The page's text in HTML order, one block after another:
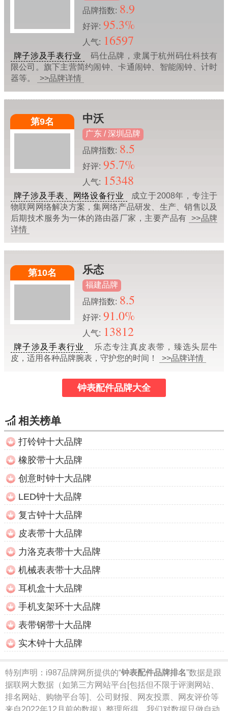
品牌指数: 8.9
好评: 95.3%
人气: 16597
牌子涉及手表行业
码仕品牌，隶属于杭州码仕科技有
限公司。旗下主营简约闹钟、卡通闹钟、智能闹钟、计时
器等。
>>品牌详情
第9名 中沃
广东 / 深圳品牌
品牌指数: 8.5
好评: 95.7%
人气: 15348
牌子涉及手表、网络设备行业
成立于2008年，专注于
物联网网络解决方案，集网络产品研发、生产、销售以及
后期技术服务为一体的路由器厂家，主要产品有
>>品牌
详情
第10名 乐态
福建品牌
品牌指数: 8.5
好评: 91.0%
人气: 13812
牌子涉及手表行业
乐态专注真皮表带，臻选头层牛
皮，适用各种品牌腕表，守护您的时间！
>>品牌详情
钟表配件品牌大全
相关榜单
打铃钟十大品牌
橡胶带十大品牌
创意时钟十大品牌
LED钟十大品牌
复古钟十大品牌
皮表带十大品牌
力洛克表带十大品牌
机械表表带十大品牌
耳机盒十大品牌
手机支架环十大品牌
表带钢带十大品牌
实木钟十大品牌
特别声明： i987品牌网所提供的“钟表配件品牌排名”数据是跟
据联网大数据（如第三方网站平台[包括但不限于评测网站、
排名网站、购物平台等]、公司财报、网友投票、网友评价等
来自2022年12月前的数据）整理所得，我们对数据只做自动